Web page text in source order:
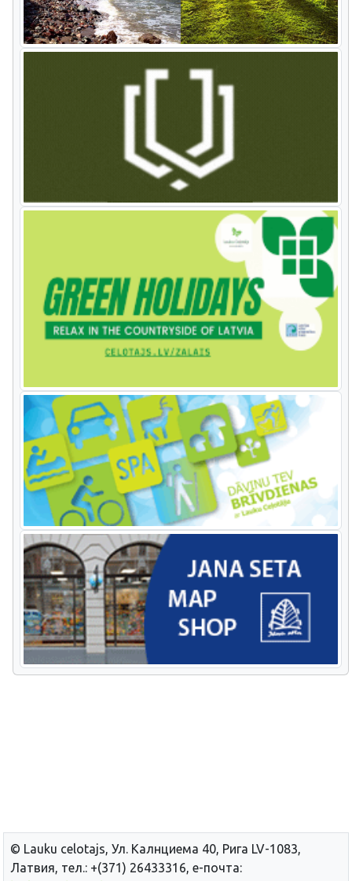
© Lauku сelotajs, Ул. Калнциема 40, Рига LV-1083,
Латвия, тел.: +(371) 26433316, е-почта: